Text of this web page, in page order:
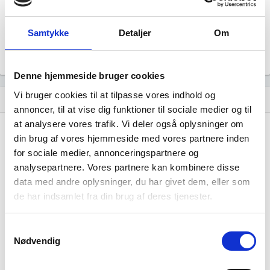
Samtykke Detaljer Om
Denne hjemmeside bruger cookies
Vi bruger cookies til at tilpasse vores indhold og
annoncer, til at vise dig funktioner til sociale medier og til
at analysere vores trafik. Vi deler også oplysninger om
din brug af vores hjemmeside med vores partnere inden
for sociale medier, annonceringspartnere og
analysepartnere. Vores partnere kan kombinere disse
data med andre oplysninger, du har givet dem, eller som
de har indsamlet fra din brug af deres tjenester.
Nødvendig
Årsrapporten 2013-12 file_download
Årsrapporten 2012-12
assignment Regnskaber
Resultat i 1000
DKK
2014-12 2013-12 2012-12
Nettoomsætning - - -
Bruttofortjeneste 14.673 12.462 11.685
Driftsresultat
Resultat før skat -